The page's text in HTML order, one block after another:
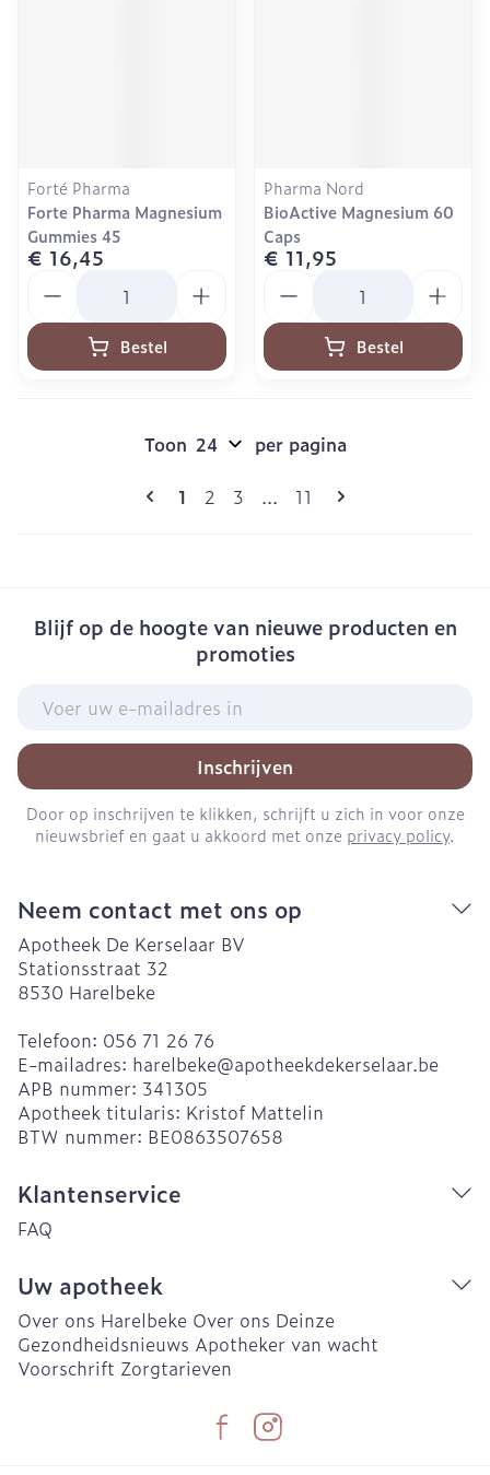
Forté Pharma
Forte Pharma Magnesium
Gummies 45
€ 16,45
Bestel
Pharma Nord
BioActive Magnesium 60
Caps
€ 11,95
Bestel
Pagina's
U lees momenteel pagina
1 Pagina
2 Pagina
3 ... Pagina
11
Toon per pagina
Blijf op de hoogte van nieuwe producten en
promoties
Inschrijven
Door op inschrijven te klikken, schrijft u zich in voor onze
nieuwsbrief en gaat u akkoord met onze privacy policy.
Neem contact met ons op
Apotheek De Kerselaar BV
Stationsstraat 32
8530 Harelbeke
Telefoon: 056 71 26 76
E-mailadres: harelbeke@apotheekdekerselaar.be
APB nummer: 341305
Apotheek titularis: Kristof Mattelin
BTW nummer: BE0863507658
Klantenservice
FAQ
Uw apotheek
Over ons Harelbeke Over ons Deinze
Gezondheidsnieuws Apotheker van wacht
Voorschrift Zorgtarieven